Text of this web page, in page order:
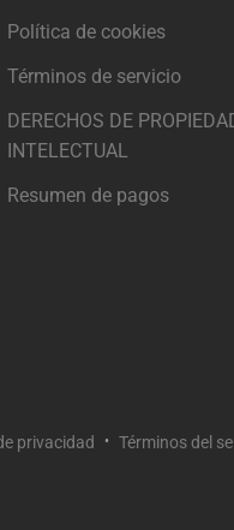
Política de cookies
Términos de servicio
DERECHOS DE
INTELECTUAL
Resumen de pagos
privacidad
Términos del